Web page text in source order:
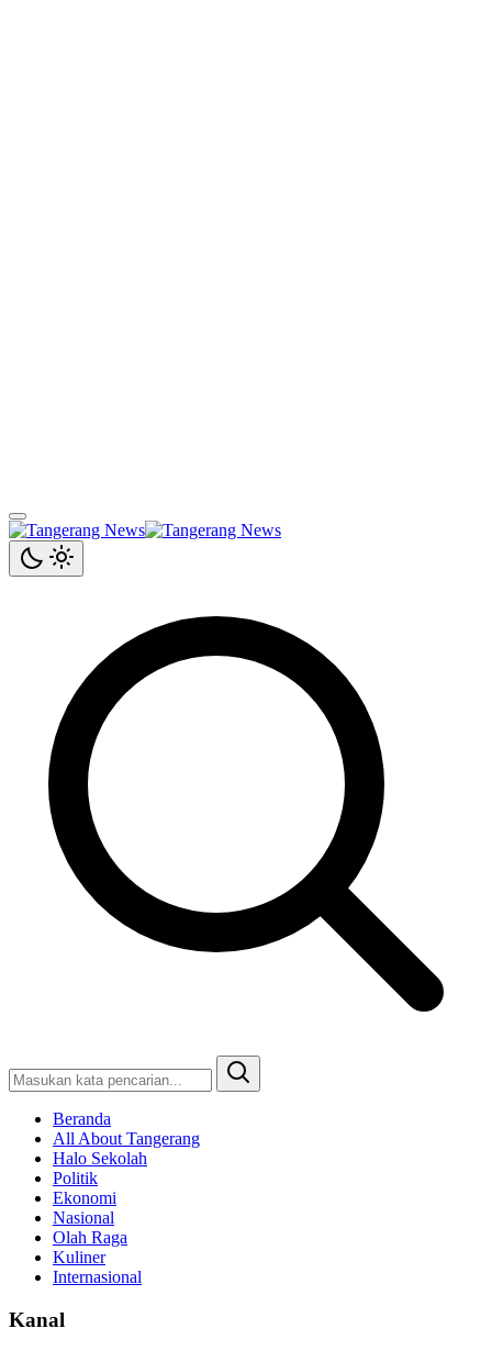
Beranda
All About Tangerang
Halo Sekolah
Politik
Ekonomi
Nasional
Olah Raga
Kuliner
Internasional
Kanal